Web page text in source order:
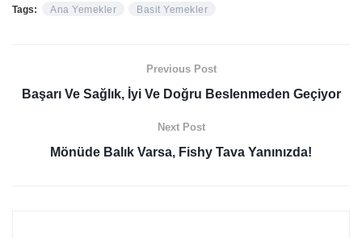
Tags: Ana Yemekler Basit Yemekler
Previous Post
Başarı Ve Sağlık, İyi Ve Doğru Beslenmeden Geçiyor
Next Post
Mönüde Balık Varsa, Fishy Tava Yanınızda!